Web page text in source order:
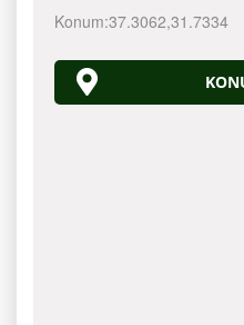
Konum:37.3062,31.7334